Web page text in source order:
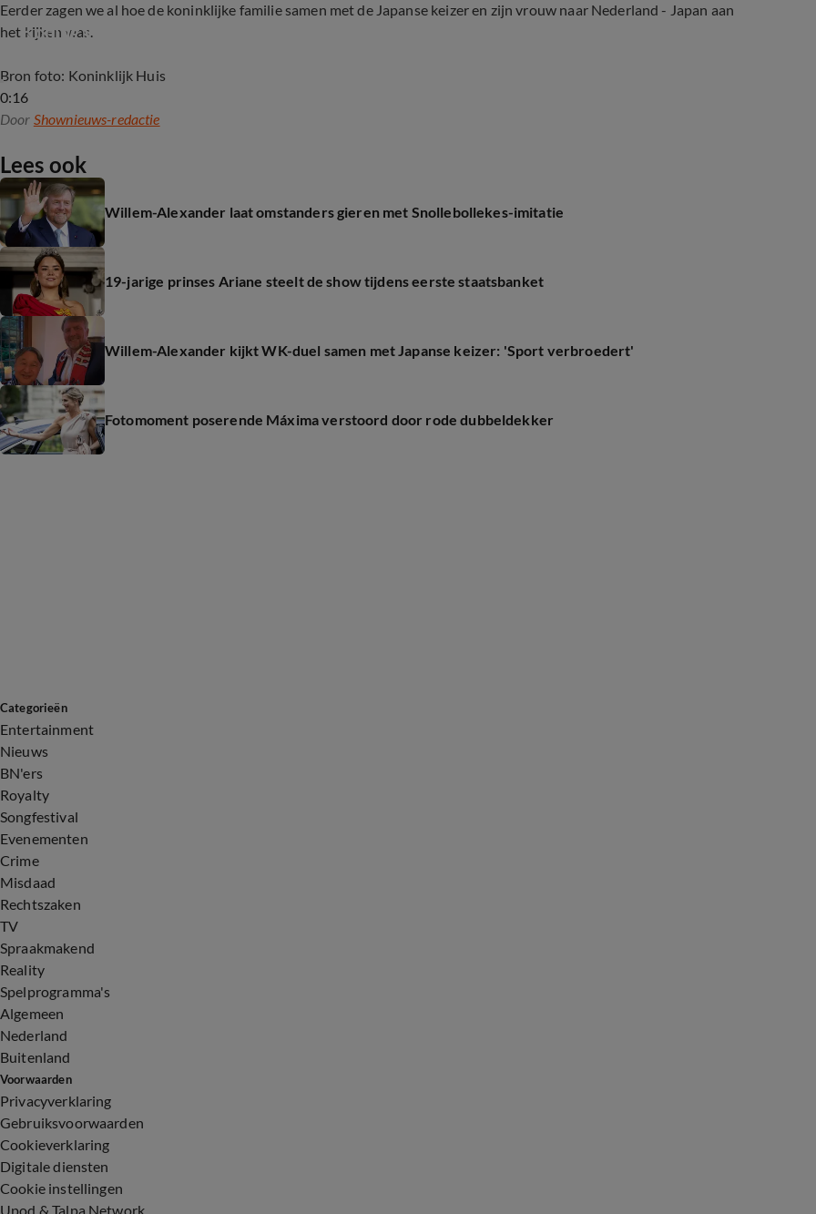
Eerder zagen we al hoe de koninklijke familie samen met de Japanse keizer en zijn vrouw naar Nederland - Japan aan
het kijken was.
0:16
Koning Willem-Alexander en Japanse keizer Naruhito kijken samen WK-wedstrijd
Bron foto: Koninklijk Huis
Door Shownieuws-redactie
Lees ook
Willem-Alexander laat omstanders gieren met Snollebollekes-imitatie
19-jarige prinses Ariane steelt de show tijdens eerste staatsbanket
Willem-Alexander kijkt WK-duel samen met Japanse keizer: 'Sport verbroedert'
Fotomoment poserende Máxima verstoord door rode dubbeldekker
Categorieën
Entertainment
Nieuws
BN'ers
Royalty
Songfestival
Evenementen
Crime
Misdaad
Rechtszaken
TV
Spraakmakend
Reality
Spelprogramma's
Algemeen
Nederland
Buitenland
Voorwaarden
Privacyverklaring
Gebruiksvoorwaarden
Cookieverklaring
Digitale diensten
Cookie instellingen
Upod & Talpa Network